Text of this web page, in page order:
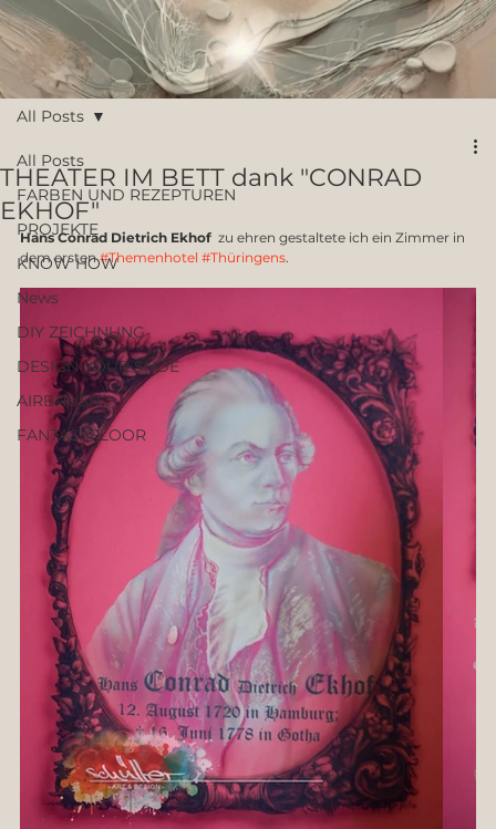
All Posts
FARBEN UND REZEPTUREN
PROJEKTE
KNOW HOW
News
DIY ZEICHNUNG
DESIGN YOUR SHOE
AIRBRUSH
FANTASYFLOOR
All Posts
THEATER IM BETT dank "CONRAD
EKHOF"
Hans Conrad Dietrich Ekhof
  zu ehren gestaltete ich ein Zimmer in
dem ersten #Themenhotel #Thüringens.